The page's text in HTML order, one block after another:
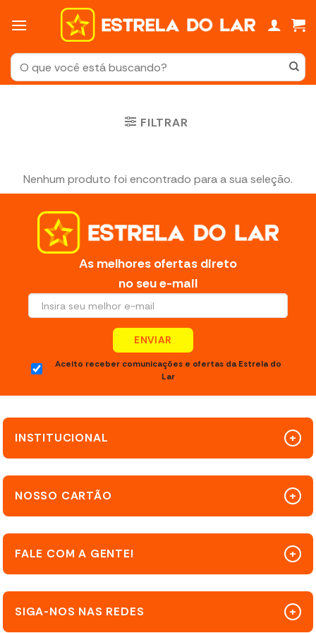
Pesquisar
por:
FILTRAR
Nenhum produto foi encontrado para a sua seleção.
As melhores ofertas direto
no seu e-mail
ENVIAR
Aceito receber comunicações e ofertas da Estrela do
Lar
INSTITUCIONAL
NOSSO CARTÃO
FALE COM A GENTE!
SIGA-NOS NAS REDES